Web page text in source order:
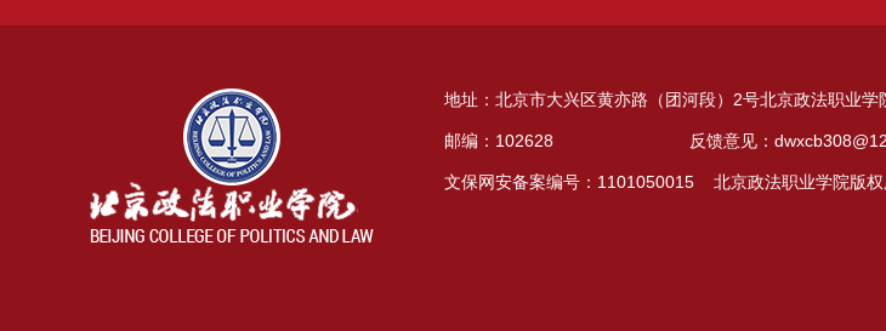
地址：北京市大兴区黄亦路（团河段）2号北京政法职业学
邮编：102628 反馈意见：
文保网安备案编号：1101050015 北京政法职业学院版权